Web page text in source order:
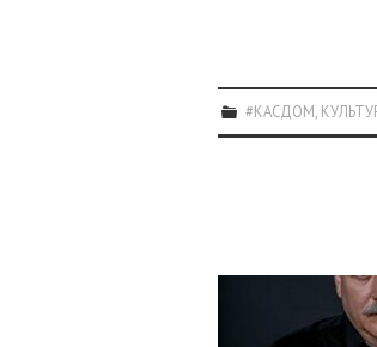
#КАСДОМ